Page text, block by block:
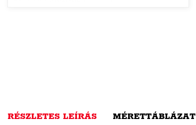
RÉSZLETES LEÍRÁS MÉRETTÁBLÁZAT